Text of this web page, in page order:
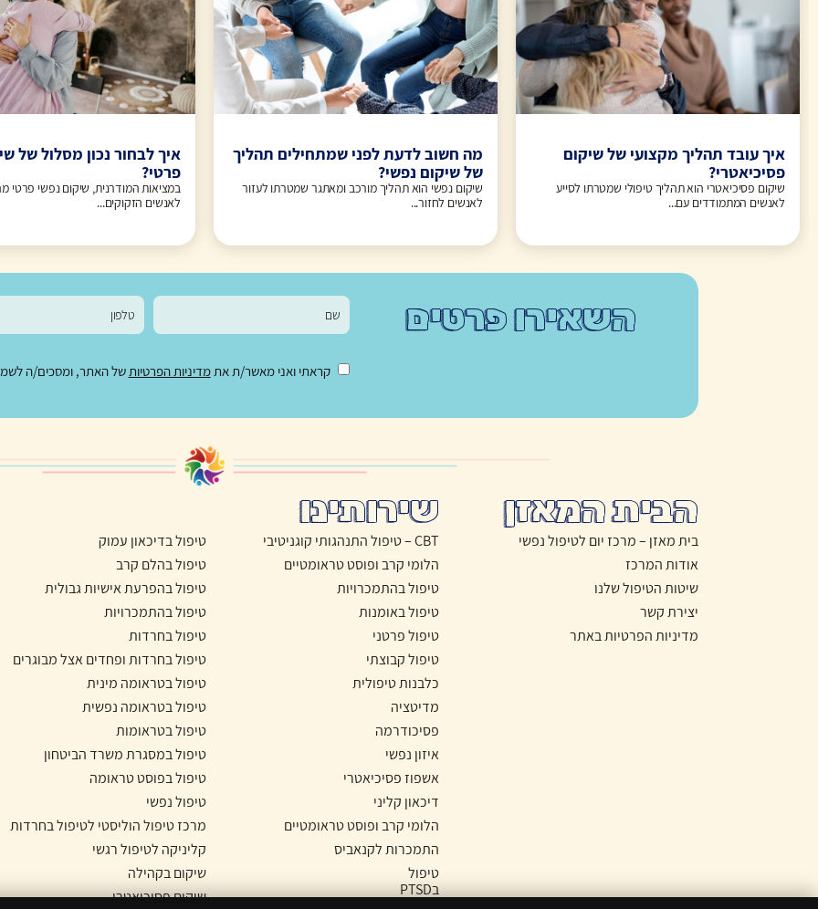
איך עובד תהליך מקצועי של שיקום
פסיכיאטרי?
שיקום פסיכיאטרי הוא תהליך טיפולי שמטרתו לסייע
לאנשים המתמודדים עם...
מה חשוב לדעת לפני שמתחילים תהליך
של שיקום נפשי?
שיקום נפשי הוא תהליך מורכב ומאתגר שמטרתו לעזור
לאנשים לחזור...
איך לבחור נכון מסלול של
פרטי?
במציאות המודרנית, שיקום נפשי פרטי
לאנשים הזקוקים...
השאירו פרטים
קראתי ואני מאשר/ת אתמדיניות הפרטיותשל האתר, ומסכים/ה
הבית המאזן
בית מאזן – מרכז יום לטיפול נפשי
אודות המרכז
שיטות הטיפול שלנו
יצירת קשר
מדיניות הפרטיות באתר
שירותינו
CBT – טיפול התנהגותי קוגניטיבי
הלומי קרב ופוסט טראומטיים
טיפול בהתמכרויות
טיפול באומנות
טיפול פרטני
טיפול קבוצתי
כלבנות טיפולית
מדיטציה
פסיכודרמה
איזון נפשי
אשפוז פסיכיאטרי
דיכאון קליני
הלומי קרב ופוסט טראומטיים
התמכרות לקנאביס
טיפול
בPTSD
טיפול בדיכאון עמוק
טיפול בהלם קרב
טיפול בהפרעת אישיות גבולית
טיפול בהתמכרויות
טיפול בחרדות
טיפול בחרדות ופחדים אצל מבוגרים
טיפול בטראומה מינית
טיפול בטראומה נפשית
טיפול בטראומות
טיפול במסגרת משרד הביטחון
טיפול בפוסט טראומה
טיפול נפשי
מרכז טיפול הוליסטי לטיפול בחרדות
קליניקה לטיפול רגשי
שיקום בקהילה
שיקום פסיכיאטרי